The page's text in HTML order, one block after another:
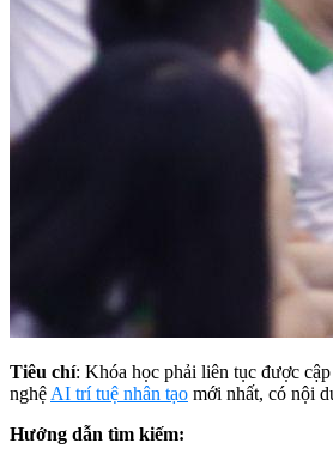
Tiêu chí: Khóa học phải liên tục được
nghệ AI trí tuệ nhân tạo mới nhất, có nội
Hướng dẫn tìm kiếm: